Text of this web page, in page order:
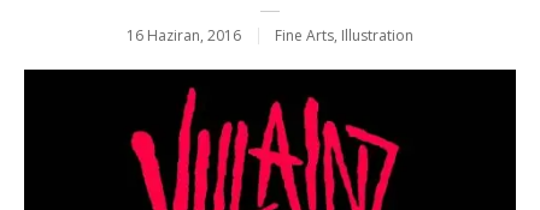
16 Haziran, 2016 Fine Arts, Illustration